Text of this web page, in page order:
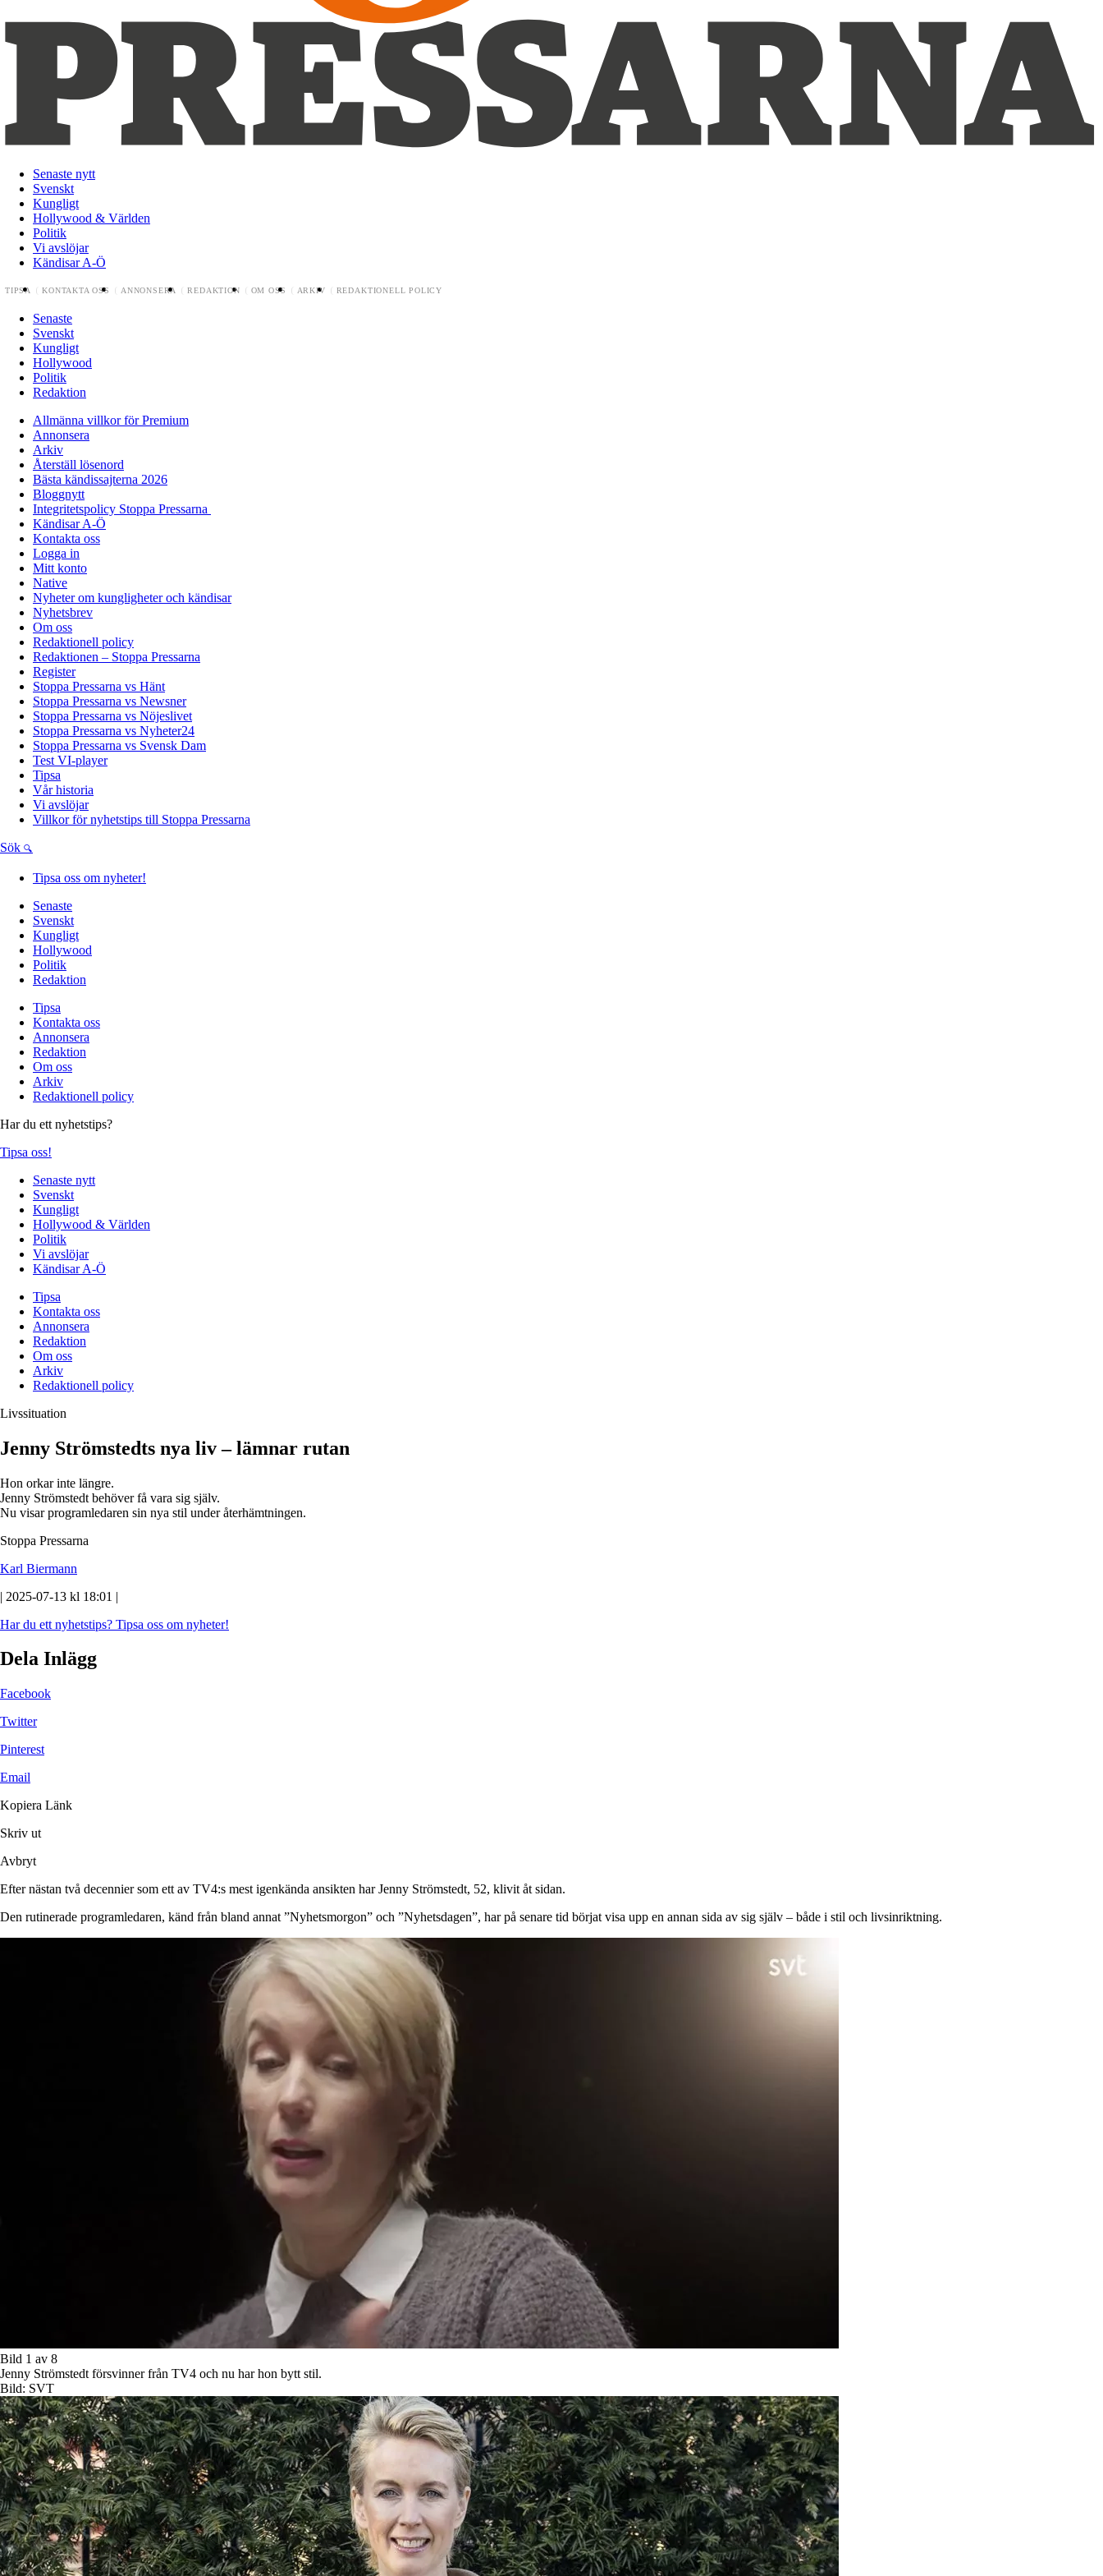
Senaste nytt
Svenskt
Kungligt
Hollywood & Världen
Politik
Vi avslöjar
Kändisar A-Ö
TIPSA KONTAKTA OSS ANNONSERA REDAKTION OM OSS ARKIV REDAKTIONELL POLICY
Senaste
Svenskt
Kungligt
Hollywood
Politik
Redaktion
Allmänna villkor för Premium
Annonsera
Arkiv
Återställ lösenord
Bästa kändissajterna 2026
Bloggnytt
Integritetspolicy Stoppa Pressarna
Kändisar A-Ö
Kontakta oss
Logga in
Mitt konto
Native
Nyheter om kungligheter och kändisar
Nyhetsbrev
Om oss
Redaktionell policy
Redaktionen – Stoppa Pressarna
Register
Stoppa Pressarna vs Hänt
Stoppa Pressarna vs Newsner
Stoppa Pressarna vs Nöjeslivet
Stoppa Pressarna vs Nyheter24
Stoppa Pressarna vs Svensk Dam
Test VI-player
Tipsa
Vår historia
Vi avslöjar
Villkor för nyhetstips till Stoppa Pressarna
Sök
Tipsa oss om nyheter!
Senaste
Svenskt
Kungligt
Hollywood
Politik
Redaktion
Tipsa
Kontakta oss
Annonsera
Redaktion
Om oss
Arkiv
Redaktionell policy
Har du ett nyhetstips?
Tipsa oss!
Senaste nytt
Svenskt
Kungligt
Hollywood & Världen
Politik
Vi avslöjar
Kändisar A-Ö
Tipsa
Kontakta oss
Annonsera
Redaktion
Om oss
Arkiv
Redaktionell policy
Livssituation
Jenny Strömstedts nya liv – lämnar rutan
Hon orkar inte längre.
Jenny Strömstedt behöver få vara sig själv.
Nu visar programledaren sin nya stil under återhämtningen.
Stoppa Pressarna
Karl Biermann
| 2025-07-13 kl 18:01 |
Har du ett nyhetstips? Tipsa oss om nyheter!
Dela Inlägg
Facebook
Twitter
Pinterest
Email
Kopiera Länk
Skriv ut
Avbryt
Efter nästan två decennier som ett av TV4:s mest igenkända ansikten har Jenny Strömstedt, 52, klivit åt sidan.
Den rutinerade programledaren, känd från bland annat ”Nyhetsmorgon” och ”Nyhetsdagen”, har på senare tid börjat visa upp en annan sida av sig själv – både i stil och livsinriktning.
Bild 1 av 8
Jenny Strömstedt försvinner från TV4 och nu har hon bytt stil.
Bild: SVT